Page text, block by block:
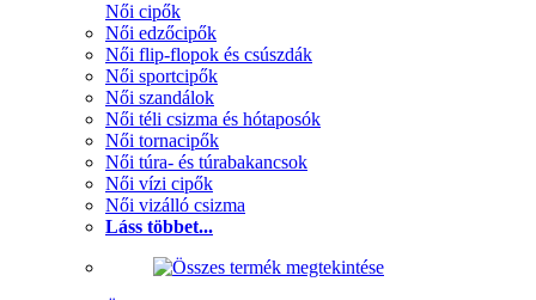
Női cipők
Női edzőcipők
Női flip-flopok és csúszdák
Női sportcipők
Női szandálok
Női téli csizma és hótaposók
Női tornacipők
Női túra- és túrabakancsok
Női vízi cipők
Női vizálló csizma
Láss többet...